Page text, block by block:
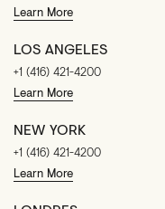
Learn More
LOS ANGELES
+1 (416) 421-4200
Learn More
NEW YORK
+1 (416) 421-4200
Learn More